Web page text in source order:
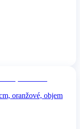
oranžové, objem